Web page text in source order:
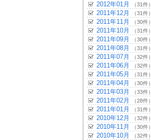
2012年01月 （31件）
2011年12月 （31件）
2011年11月 （30件）
2011年10月 （31件）
2011年09月 （30件）
2011年08月 （31件）
2011年07月 （32件）
2011年06月 （32件）
2011年05月 （31件）
2011年04月 （30件）
2011年03月 （33件）
2011年02月 （28件）
2011年01月 （31件）
2010年12月 （32件）
2010年11月 （30件）
2010年10月 （32件）